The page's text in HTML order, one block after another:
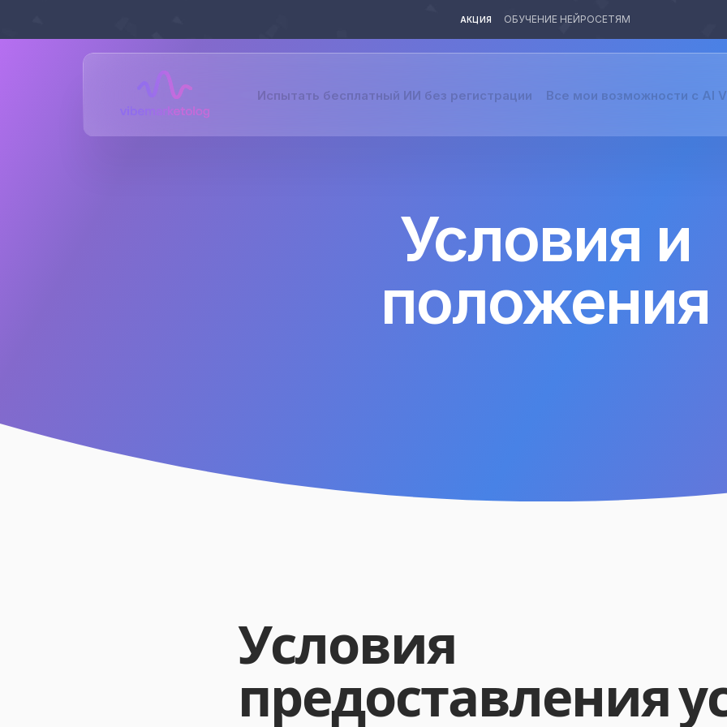
АКЦИЯ ОБУЧЕНИЕ НЕЙРОСЕТЯМ
Испытать бесплатный ИИ без регистрации Все мои возможности с AI
Условия и
положения
Условия
предоставления